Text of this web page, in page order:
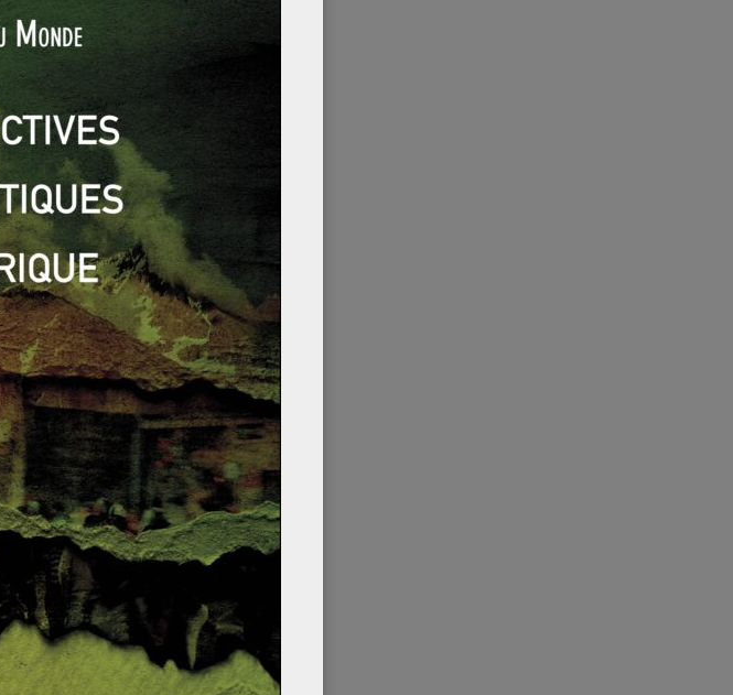
cette zone est l’une
de la moitié du
). Cette zone est donc
c’est s’assurer la
l’aménagement ou le
d’Ormuz. Sont
que «la stratégie du
multipolaire » se
détriment des Américains
communication
de petites îles au
des côtes. Même
de la poldérisation
à travers laquelle la